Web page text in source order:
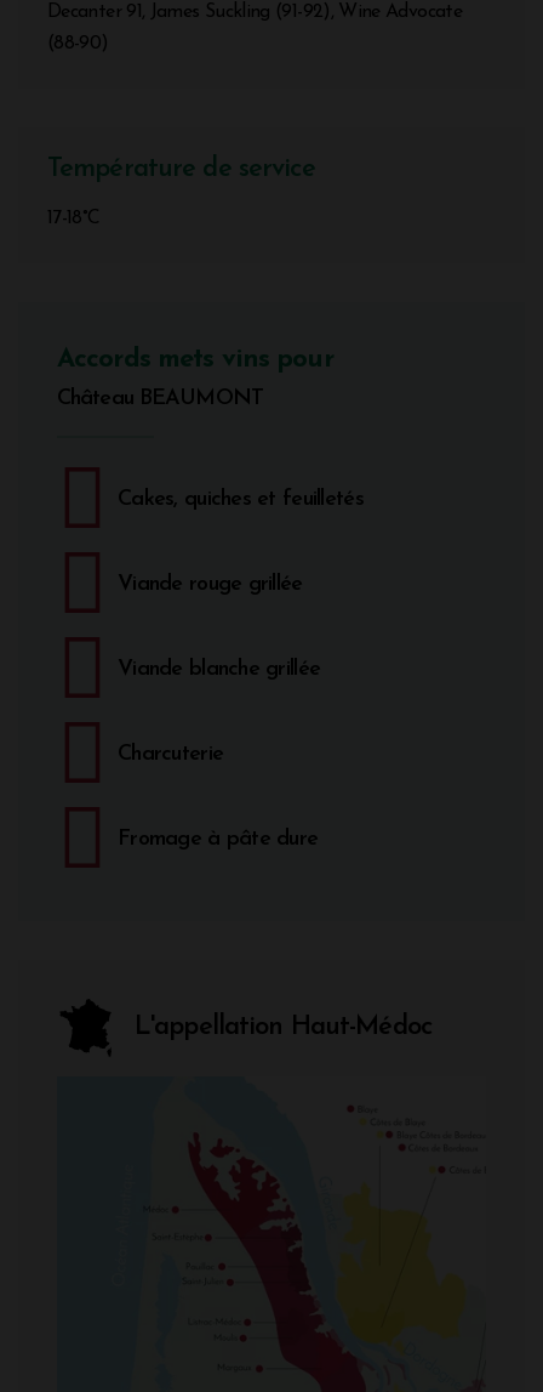
Decanter 91, James Suckling (91-92), Wine Advocate
(88-90)
Température de service
17-18°C
Accords mets vins pour
Château BEAUMONT
Cakes, quiches et feuilletés
Viande rouge grillée
Viande blanche grillée
Charcuterie
Fromage à pâte dure
L'appellation Haut-Médoc